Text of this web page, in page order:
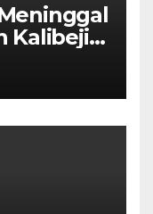
Kalibeji,
Ada